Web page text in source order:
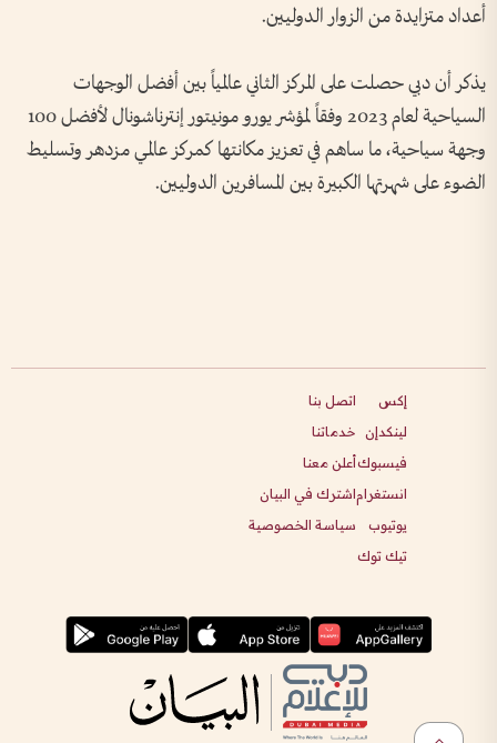
أعداد متزايدة من الزوار الدوليين.
يذكر أن دبي حصلت على المركز الثاني عالمياً بين أفضل الوجهات
السياحية لعام 2023 وفقاً لمؤشر يورو مونيتور إنترناشونال لأفضل 100
وجهة سياحية، ما ساهم في تعزيز مكانتها كمركز عالمي مزدهر وتسليط
الضوء على شهرتها الكبيرة بين المسافرين الدوليين.
إكس
لينكدإن
فيسبوك
انستغرام
يوتيوب
تيك توك
اتصل بنا
خدماتنا
أعلن معنا
اشترك في البيان
سياسة الخصوصية